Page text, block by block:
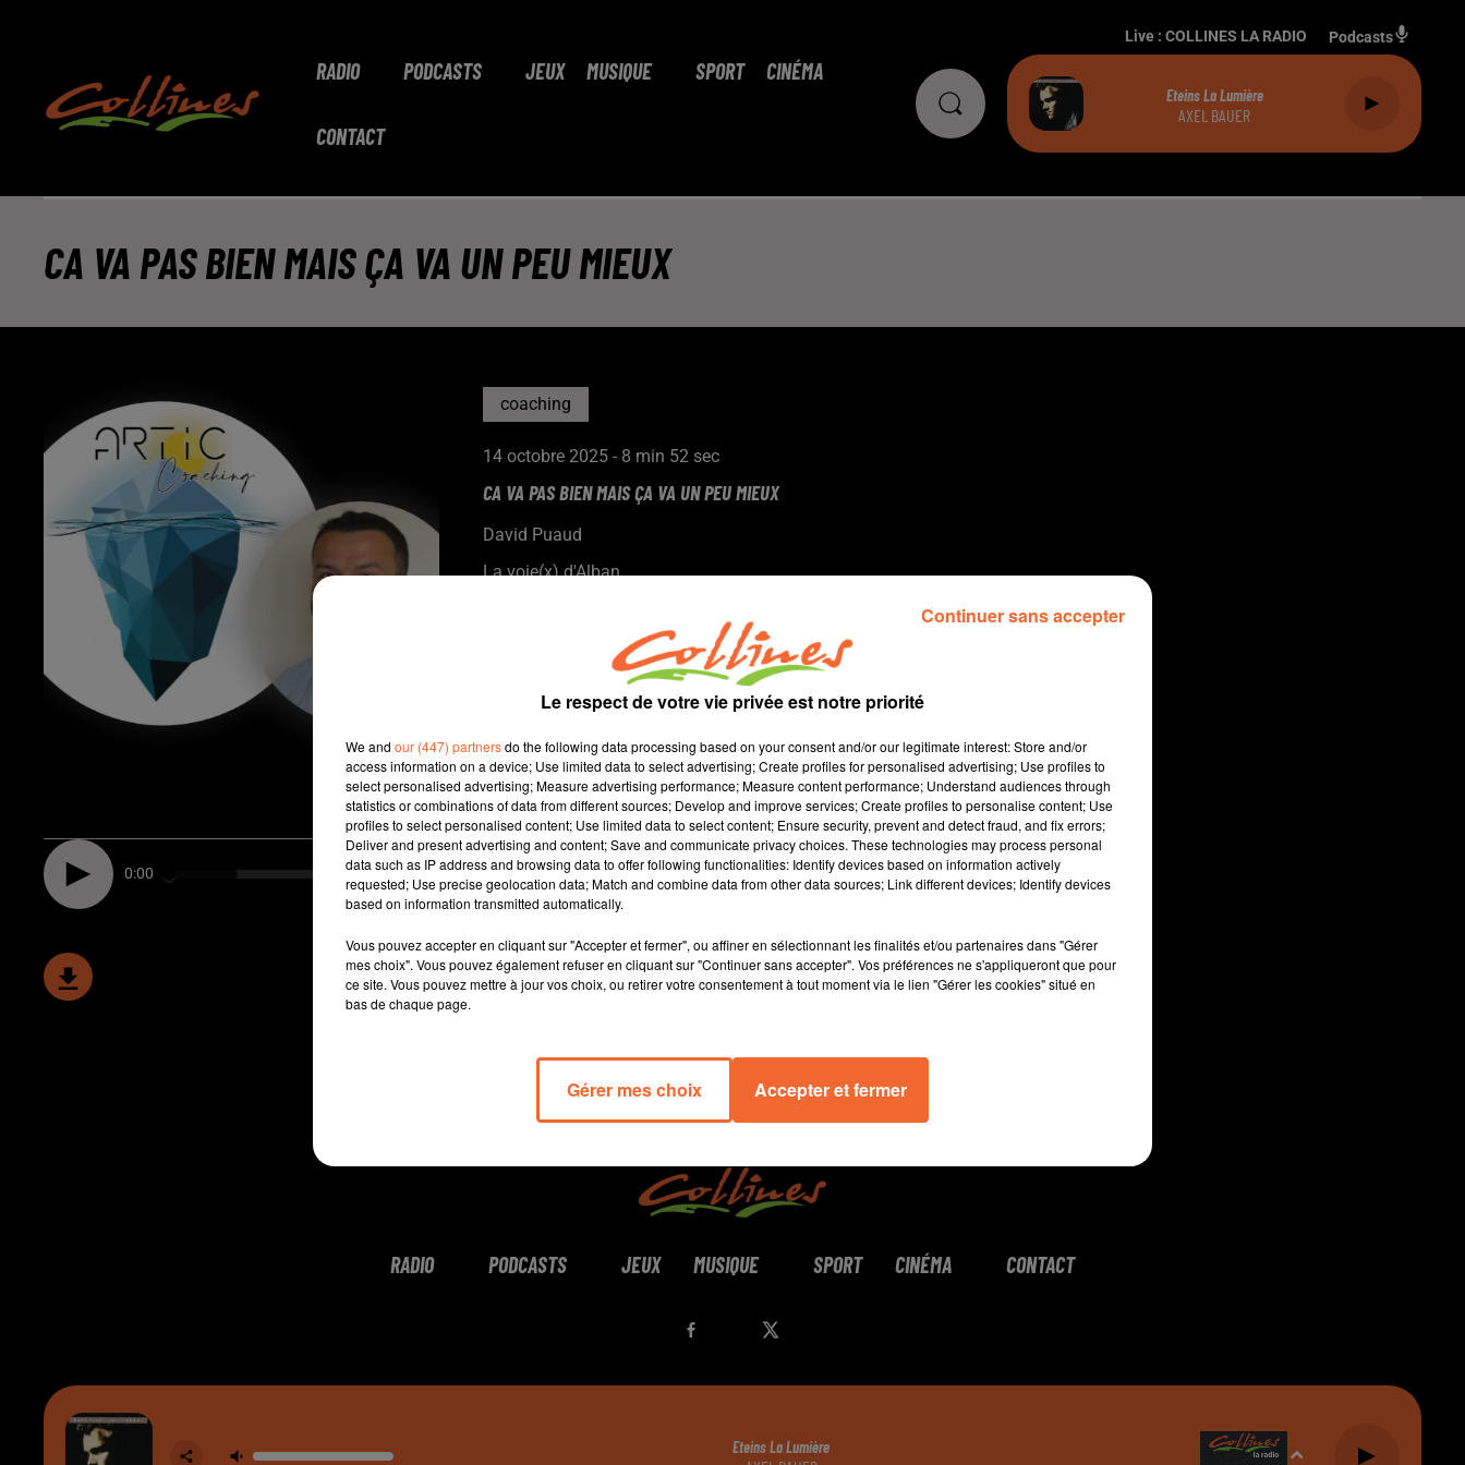
RADIO PODCASTS JEUX MUSIQUE SPORT CINÉMA
CONTACT
Live : COLLINES LA RADIO Podcasts
Eteins La Lumière
AXEL BAUER
CA VA PAS BIEN MAIS ÇA VA UN PEU MIEUX
coaching
14 octobre 2025 - 8 min 52 sec
CA VA PAS BIEN MAIS ÇA VA UN PEU MIEUX
David Puaud
La voie(x) d'Alban
Tous les 15 jours le mardi, Alban nous donne des conseils et
nous amène son énergie positive. Alban est coach et formateur
au sein d'Artic Coaching à Bressuire.
0:00 8 min 52 sec
RADIO PODCASTS JEUX MUSIQUE SPORT CINÉMA CONTACT
Eteins La Lumière
Le respect de votre vie privée est notre priorité
We and our (447) partnersdo the following data processing based on your consent and/or our legitimate interest: Store and/or
access information on a device; Use limited data to select advertising; Create profiles for personalised advertising; Use profiles to
select personalised advertising; Measure advertising performance; Measure content performance; Understand audiences through
statistics or combinations of data from different sources; Develop and improve services; Create profiles to personalise content; Use
profiles to select personalised content; Use limited data to select content; Ensure security, prevent and detect fraud, and fix errors;
Deliver and present advertising and content; Save and communicate privacy choices. These technologies may process personal
data such as IP address and browsing data to offer following functionalities: Identify devices based on information actively
requested; Use precise geolocation data; Match and combine data from other data sources; Link different devices; Identify devices
based on information transmitted automatically.
Vous pouvez accepter en cliquant sur "Accepter et fermer", ou affiner en sélectionnant les finalités et/ou partenaires dans "Gérer
mes choix". Vous pouvez également refuser en cliquant sur "Continuer sans accepter". Vos préférences ne s'appliqueront que pour
ce site. Vous pouvez mettre à jour vos choix, ou retirer votre consentement à tout moment via le lien "Gérer les cookies" situé en
bas de chaque page.
Gérer mes choix Accepter et fermer
Continuer sans accepter